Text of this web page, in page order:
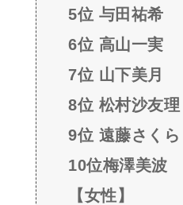
5位 与田祐希
6位 高山一実
7位 山下美月
8位 松村沙友理
9位 遠藤さくら
10位梅澤美波
【女性】